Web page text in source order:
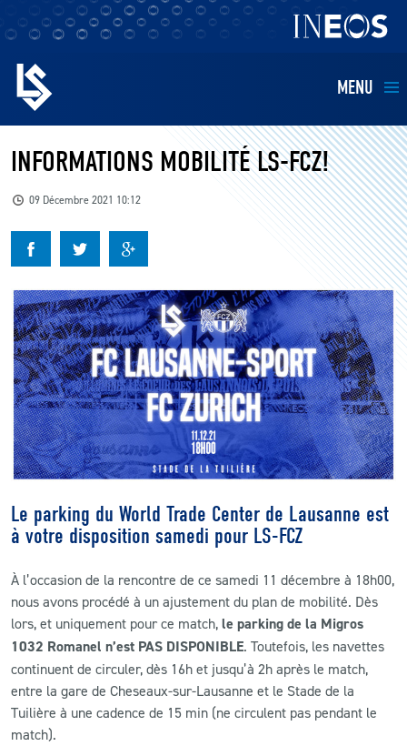
MENU
EQUIPES
BILLETTERIE
FANS
KIDS
BUSINESS
RESTAURATION
CLUB
CONTACT
ACTUALITÉS
LS E-SHOP
L’APP DU LS
MATCH DES CELEBRITES
PRESSE ET MEDIAS
INFORMATIONS MOBILITÉ LS-FCZ!
09 Décembre 2021 10:12
Le parking du World Trade Center de Lausanne est
à votre disposition samedi pour LS-FCZ
À l’occasion de la rencontre de ce samedi 11 décembre à 18h00,
nous avons procédé à un ajustement du plan de mobilité. Dès
lors, et uniquement pour ce match, le parking de la Migros
1032 Romanel n’est PAS DISPONIBLE. Toutefois, les navettes
continuent de circuler, dès 16h et jusqu’à 2h après le match,
entre la gare de Cheseaux-sur-Lausanne et le Stade de la
Tuilière à une cadence de 15 min (ne circulent pas pendant le
match).